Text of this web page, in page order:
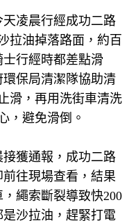
凌晨行經成功二路
拉油掉落路面，約百
行經時都差點滑
保局清潔隊協助清
滑，再用洗街車清洗
，避免滑倒。
獲通報，成功二路
往現場查看，結果
繩索斷裂導致快200
沙拉油，趕緊打電